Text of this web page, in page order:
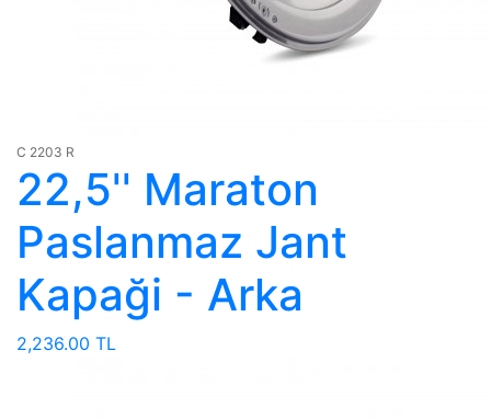
C 2203 R
22,5'' Maraton
Paslanmaz Jant
Kapaği - Arka
2,236.00 TL